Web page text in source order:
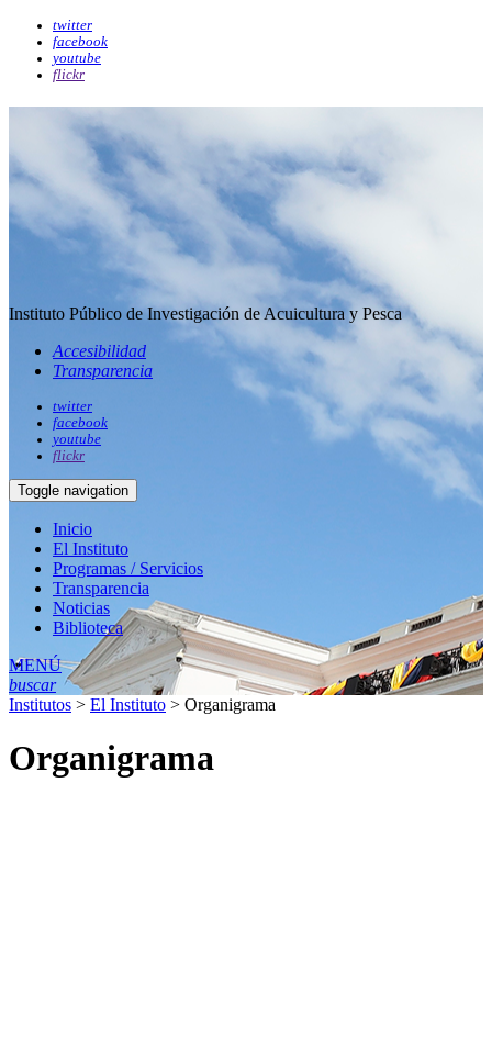
twitter
facebook
youtube
flickr
Instituto Público de Investigación de Acuicultura y Pesca
Accesibilidad
Transparencia
twitter
facebook
youtube
flickr
Toggle navigation
Inicio
El Instituto
Programas / Servicios
Transparencia
Noticias
Biblioteca
MENÚ
buscar
Institutos > El Instituto > Organigrama
Organigrama